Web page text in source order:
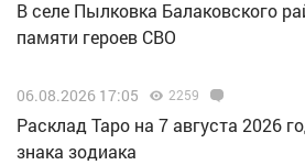
В селе Пылковка Балаковского
памяти героев СВО
06.08.2026 17:05 2259
Расклад Таро на 7 августа 2026
знака зодиака